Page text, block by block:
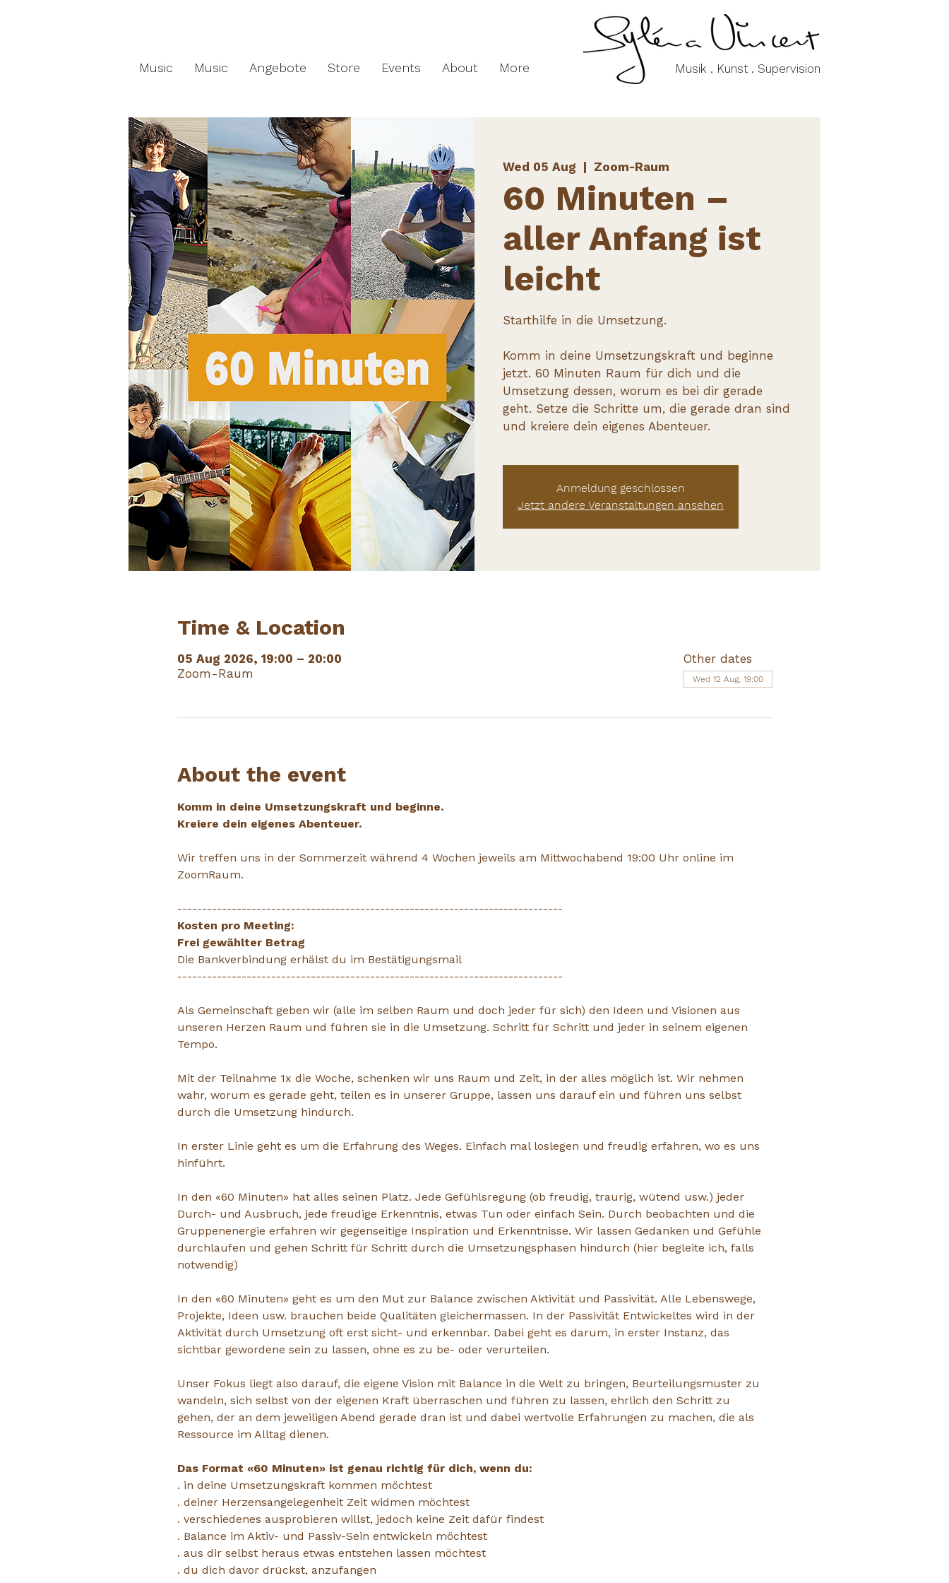
Music Music Angebote Store Events About More Musik . Kunst . Supervision
Wed 05 Aug Zoom-Raum
60 Minuten –
aller Anfang ist
leicht
Starthilfe in die Umsetzung.
Komm in deine Umsetzungskraft und beginne
jetzt. 60 Minuten Raum für dich und die
Umsetzung dessen, worum es bei dir gerade
geht. Setze die Schritte um, die gerade dran sind
und kreiere dein eigenes Abenteuer.
Anmeldung geschlossen
Jetzt andere Veranstaltungen ansehen
Time & Location
05 Aug 2026, 19:00 – 20:00
Zoom-Raum
Other dates
Wed 12 Aug, 19:00
About the event
Komm in deine Umsetzungskraft und beginne.
Kreiere dein eigenes Abenteuer.
Wir treffen uns in der Sommerzeit während 4 Wochen jeweils am Mittwochabend 19:00 Uhr online im
ZoomRaum.
------------------------------------------------------------------------------
Kosten pro Meeting:
Frei gewählter Betrag
Die Bankverbindung erhälst du im Bestätigungsmail
------------------------------------------------------------------------------
Als Gemeinschaft geben wir (alle im selben Raum und doch jeder für sich) den Ideen und Visionen aus
unseren Herzen Raum und führen sie in die Umsetzung. Schritt für Schritt und jeder in seinem eigenen
Tempo.
Mit der Teilnahme 1x die Woche, schenken wir uns Raum und Zeit, in der alles möglich ist. Wir nehmen
wahr, worum es gerade geht, teilen es in unserer Gruppe, lassen uns darauf ein und führen uns selbst
durch die Umsetzung hindurch.
In erster Linie geht es um die Erfahrung des Weges. Einfach mal loslegen und freudig erfahren, wo es uns
hinführt.
In den «60 Minuten» hat alles seinen Platz. Jede Gefühlsregung (ob freudig, traurig, wütend usw.) jeder
Durch- und Ausbruch, jede freudige Erkenntnis, etwas Tun oder einfach Sein. Durch beobachten und die
Gruppenenergie erfahren wir gegenseitige Inspiration und Erkenntnisse. Wir lassen Gedanken und Gefühle
durchlaufen und gehen Schritt für Schritt durch die Umsetzungsphasen hindurch (hier begleite ich, falls
notwendig)
In den «60 Minuten» geht es um den Mut zur Balance zwischen Aktivität und Passivität. Alle Lebenswege,
Projekte, Ideen usw. brauchen beide Qualitäten gleichermassen. In der Passivität Entwickeltes wird in der
Aktivität durch Umsetzung oft erst sicht- und erkennbar. Dabei geht es darum, in erster Instanz, das
sichtbar gewordene sein zu lassen, ohne es zu be- oder verurteilen.
Unser Fokus liegt also darauf, die eigene Vision mit Balance in die Welt zu bringen, Beurteilungsmuster zu
wandeln, sich selbst von der eigenen Kraft überraschen und führen zu lassen, ehrlich den Schritt zu
gehen, der an dem jeweiligen Abend gerade dran ist und dabei wertvolle Erfahrungen zu machen, die als
Ressource im Alltag dienen.
Das Format «60 Minuten» ist genau richtig für dich, wenn du:
. in deine Umsetzungskraft kommen möchtest
. deiner Herzensangelegenheit Zeit widmen möchtest
. verschiedenes ausprobieren willst, jedoch keine Zeit dafür findest
. Balance im Aktiv- und Passiv-Sein entwickeln möchtest
. aus dir selbst heraus etwas entstehen lassen möchtest
. du dich davor drückst, anzufangen